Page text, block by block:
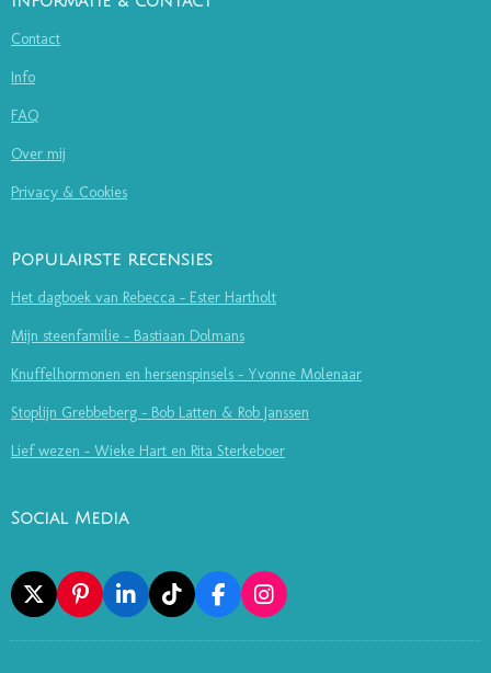
Contact
Info
FAQ
Over mij
Privacy & Cookies
Populairste recensies
Het dagboek van Rebecca - Ester Hartholt
Mijn steenfamilie - Bastiaan Dolmans
Knuffelhormonen en hersenspinsels - Yvonne Molenaar
Stoplijn Grebbeberg - Bob Latten & Rob Janssen
Lief wezen - Wieke Hart en Rita Sterkeboer
Social Media
X
P
I
N
L
I
N
T
I
K
F
A
C
I
N
S